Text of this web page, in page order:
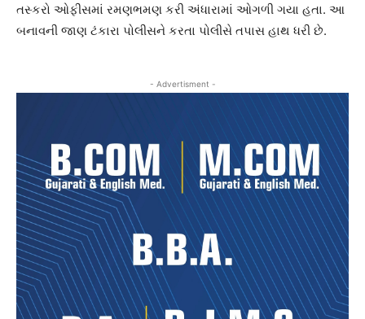
તસ્કરો ઓફીસમાં રમણભમણ કરી અંધારામાં ઓગળી ગયા હતા. આ
બનાવની જાણ ટંકારા પોલીસને કરતા પોલીસે તપાસ હાથ ધરી છે.
- Advertisment -